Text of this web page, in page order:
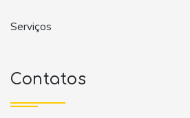
Serviços
Contatos